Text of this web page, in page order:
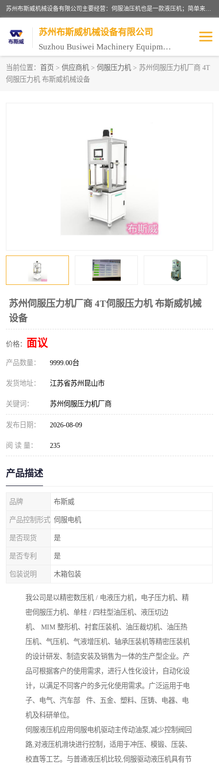
苏州布斯威机械设备有限公司主要经营：伺服油压机也是一款液压机；简单来说，传统的油压机，选用的是普通电机，普通电机容易发热，容易烧坏。伺服油压机采用先进的伺服电机，一般选用汇川 、日本大金、台达等品牌。伺服电机配套伺服泵还有伺服驱动器等部件，这样机器的电机过热，能耗的控制、机器工作的噪音都得到了完美的解决。
苏州布斯威机械设备有限公司
Suzhou Busiwei Machinery Equipment Co., Ltd.
当前位置： 首页 > 供应商机 > 伺服压力机 > 苏州伺服压力机厂商 4T
伺服压力机 布斯威机械设备
苏州伺服压力机厂商 4T伺服压力机 布斯威机械
设备
价格： 面议
产品数量： 9999.00台
发货地址： 江苏省苏州昆山市
关键词： 苏州伺服压力机厂商
发布日期： 2026-08-09
阅 读 量： 235
产品描述
品牌 布斯威
产品控制形式 伺服电机
是否现货 是
是否专利 是
包装说明 木箱包装
我公司是以精密数压机 / 电液压力机，电子压力机、精
密伺服压力机、单柱 / 四柱型油压机、液压切边
机、 MIM 整形机、衬套压装机、油压裁切机、油压热
压机、气压机、气液增压机、轴承压装机等精密压装机
的设计研发、制造安装及销售为一体的生产型企业。产
品可根据客户的使用需求，进行人性化设计，自动化设
计，以满足不同客户的多元化使用需求。广泛运用于电
子、电气、汽车部 件、五金、塑料、压铸、电器、电
机及科研单位。
伺服液压机应用伺服电机驱动主传动油泵,减少控制阀回
路,对液压机滑块进行控制，适用于冲压、模锻、压装、
校直等工艺。与普通液压机比较,伺服驱动液压机具有节
单柱油压机-C型油压机